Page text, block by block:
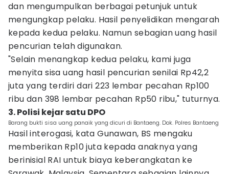
dan mengumpulkan berbagai petunjuk untuk
mengungkap pelaku. Hasil penyelidikan mengarah
kepada kedua pelaku. Namun sebagian uang hasil
pencurian telah digunakan.
"Selain menangkap kedua pelaku, kami juga
menyita sisa uang hasil pencurian senilai Rp42,2
juta yang terdiri dari 223 lembar pecahan Rp100
ribu dan 398 lembar pecahan Rp50 ribu," tuturnya.
3. Polisi kejar satu DPO
Barang bukti sisa uang panaik yang dicuri di Bantaeng. Dok. Polres Bantaeng
Hasil interogasi, kata Gunawan, BS mengaku
memberikan Rp10 juta kepada anaknya yang
berinisial RAI untuk biaya keberangkatan ke